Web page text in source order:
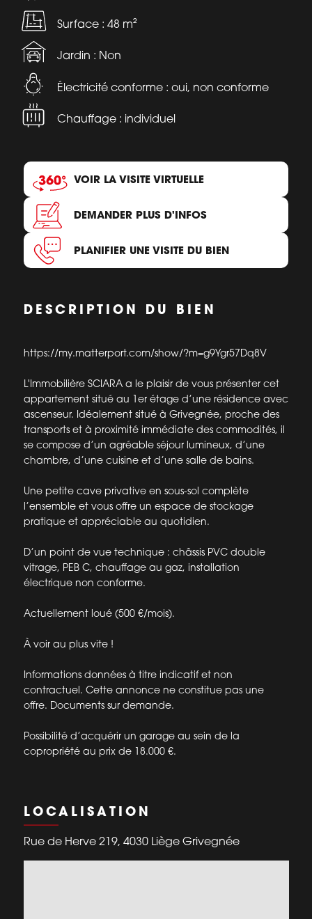
Surface : 48 m²
Jardin : Non
Électricité conforme : oui, non conforme
Chauffage : individuel
VOIR LA VISITE VIRTUELLE
DEMANDER PLUS D'INFOS
PLANIFIER UNE VISITE DU BIEN
DESCRIPTION DU BIEN
https://my.matterport.com/show/?m=g9Ygr57Dq8V
L'Immobilière SCIARA a le plaisir de vous présenter cet
appartement situé au 1er étage d’une résidence avec
ascenseur. Idéalement situé à Grivegnée, proche des
transports et à proximité immédiate des commodités, il
se compose d’un agréable séjour lumineux, d’une
chambre, d’une cuisine et d’une salle de bains.
Une petite cave privative en sous-sol complète
l’ensemble et vous offre un espace de stockage
pratique et appréciable au quotidien.
D’un point de vue technique : châssis PVC double
vitrage, PEB C, chauffage au gaz, installation
électrique non conforme.
Actuellement loué (500 €/mois).
À voir au plus vite !
Informations données à titre indicatif et non
contractuel. Cette annonce ne constitue pas une
offre. Documents sur demande.
Possibilité d’acquérir un garage au sein de la
copropriété au prix de 18.000 €.
LOCALISATION
Rue de Herve 219, 4030 Liège Grivegnée